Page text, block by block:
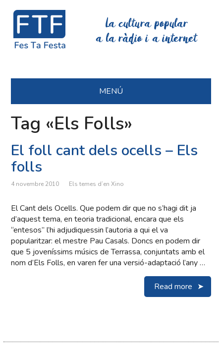
La cultura popular
a la ràdio i a internet
MENÚ
Tag «Els Folls»
El foll cant dels ocells – Els
folls
4 novembre 2010 Els temes d’en Xino
El Cant dels Ocells. Que podem dir que no s’hagi dit ja
d’aquest tema, en teoria tradicional, encara que els
“entesos” l’hi adjudiquessin l’autoria a qui el va
popularitzar: el mestre Pau Casals. Doncs en podem dir
que 5 joveníssims músics de Terrassa, conjuntats amb el
nom d’Els Folls, en varen fer una versió-adaptació l’any …
Read more